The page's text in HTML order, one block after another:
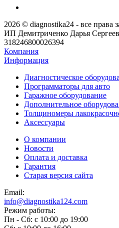
2026 © diagnostika24 - все права
ИП Демитриченко Дарья
318246800026394
Компания
Информация
Диагностическое
Программаторы для авто
Гаражное оборудование
Дополнительное
Толщиномеры
Аксессуары
О компании
Новости
Оплата и доставка
Гарантия
Старая версия сайта
Email:
info@diagnostika124.com
Режим работы:
Пн - Сб: c 10:00 до 19:00